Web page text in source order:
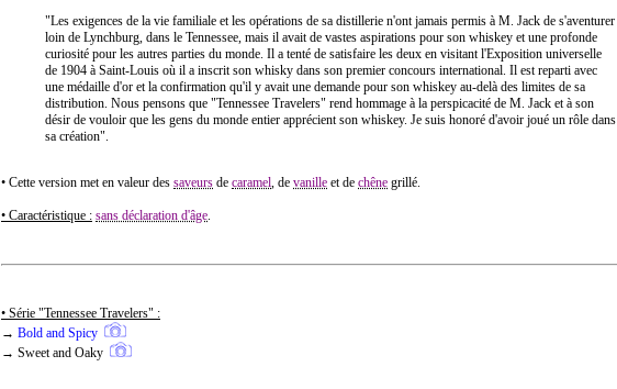
"Les exigences de la vie familiale et les opérations de sa distillerie n'ont jamais permis à M. Jack de s'aventurer
loin de Lynchburg, dans le Tennessee, mais il avait de vastes aspirations pour son whiskey et une profonde
curiosité pour les autres parties du monde. Il a tenté de satisfaire les deux en visitant l'Exposition universelle
de 1904 à Saint-Louis où il a inscrit son whisky dans son premier concours international. Il est reparti avec
une médaille d'or et la confirmation qu'il y avait une demande pour son whiskey au-delà des limites de sa
distribution. Nous pensons que "Tennessee Travelers" rend hommage à la perspicacité de M. Jack et à son
désir de vouloir que les gens du monde entier apprécient son whiskey. Je suis honoré d'avoir joué un rôle dans
sa création".
• Cette version met en valeur des saveurs de caramel, de vanille et de chêne grillé.
• Caractéristique : sans déclaration d'âge.
• Série "Tennessee Travelers" :
→ Bold and Spicy
→ Sweet and Oaky